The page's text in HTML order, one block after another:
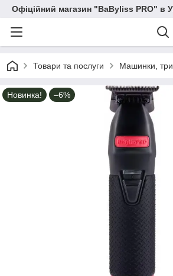
Офіційний магазин "BaByliss PRO" в
Товари та послуги Машинки,
Новинка! –6%